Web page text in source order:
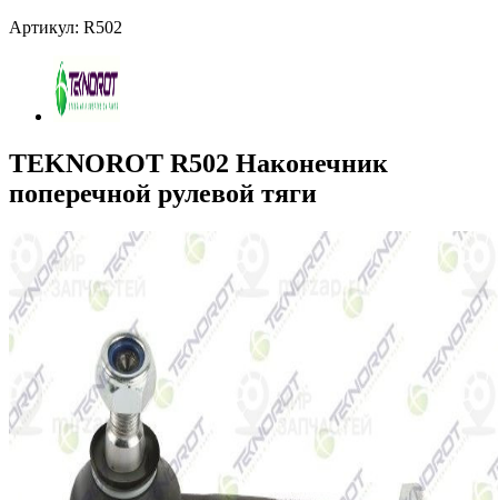
Артикул: R502
TEKNOROT R502 Наконечник
поперечной рулевой тяги